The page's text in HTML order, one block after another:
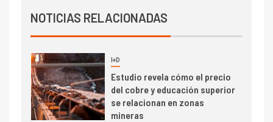
NOTICIAS RELACIONADAS
Cochilco: precio del cobre
de concentrados
5 I+D
Estudio revela cómo el precio
del cobre y educación superior
se relacionan en zonas
mineras